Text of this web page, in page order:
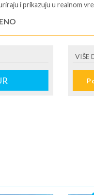
i prikazuju u realnom
usluge u izabranoj
plaćaju se na
VIŠE